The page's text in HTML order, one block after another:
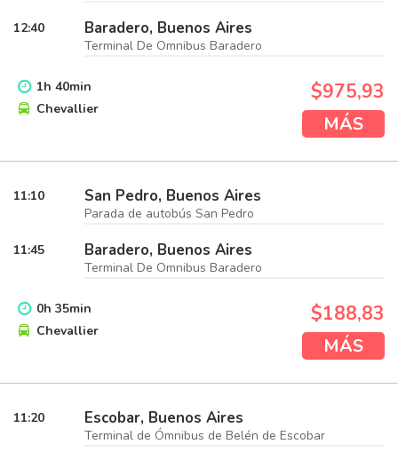
12:40 Baradero, Buenos Aires
Terminal De Omnibus Baradero
1h 40min
Chevallier
$975,93
MÁS
11:10 San Pedro, Buenos Aires
Parada de autobús San Pedro
11:45 Baradero, Buenos Aires
Terminal De Omnibus Baradero
0h 35min
Chevallier
$188,83
MÁS
11:20 Escobar, Buenos Aires
Terminal de Ómnibus de Belén de Escobar